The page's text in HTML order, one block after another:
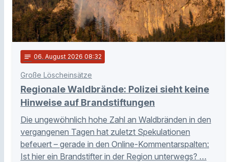
notes 06. August 2026 08:32
Große Löscheinsätze
Regionale Waldbrände: Polizei sieht keine
Hinweise auf Brandstiftungen
Die ungewöhnlich hohe Zahl an Waldbränden in den
vergangenen Tagen hat zuletzt Spekulationen
befeuert – gerade in den Online-Kommentarspalten:
Ist hier ein Brandstifter in der Region unterwegs? …